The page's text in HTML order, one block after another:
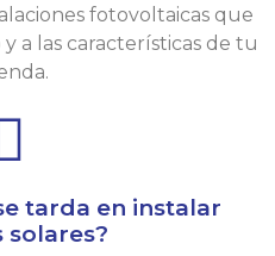
fotovoltaicas que
a las características de tu
tarda en instalar
solares?